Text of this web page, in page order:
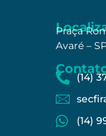
Praça
Avaré –
(14)
(14)